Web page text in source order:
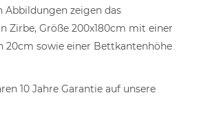
Abbildungen zeigen das
Zirbe, Größe 200x180cm mit einer
20cm sowie einer Bettkantenhöhe
10 Jahre Garantie auf unsere